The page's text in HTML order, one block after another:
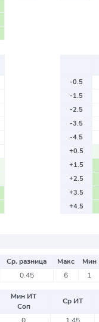
-0.5
-1.5
-2.5
-3.5
-4.5
+0.5
+1.5
+2.5
+3.5
+4.5
Ср. разница Макс Мин
0.45 6 1
Мин ИТ
Соп
Ср ИТ